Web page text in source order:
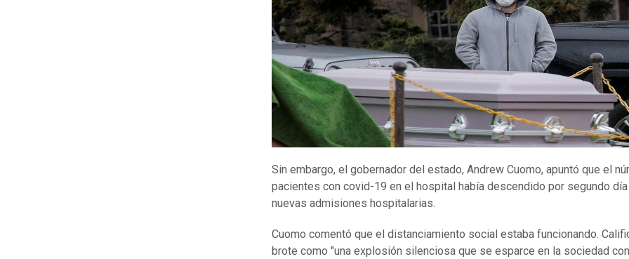
Sin embargo, el gobernador del estado, Andrew Cuomo, apuntó que el
pacientes con covid-19 en el hospital había descendido por segundo
nuevas admisiones hospitalarias.
Cuomo comentó que el distanciamiento social estaba funcionando.
brote como "una explosión silenciosa que se esparce en la sociedad con